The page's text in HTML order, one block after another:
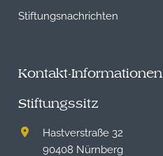
Stiftungsnachrichten
Kontakt-Informationen
Stiftungssitz
Hastverstraße 32
90408 Nürnberg